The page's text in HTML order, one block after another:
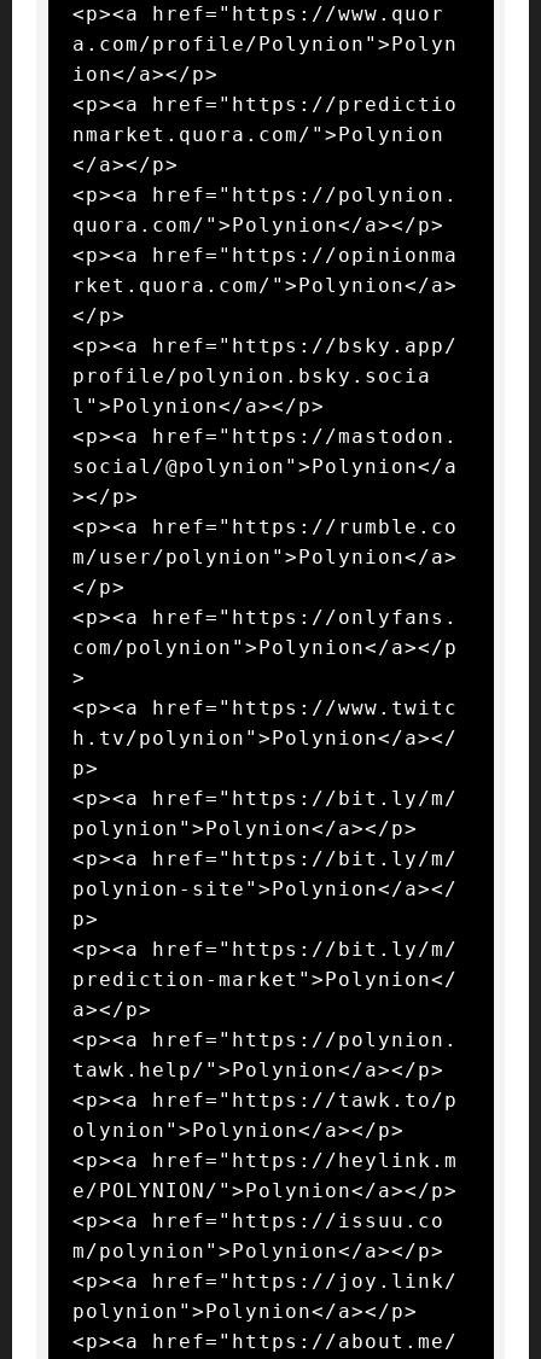
<p><a href="https://www.quor
a.com/profile/Polynion">Polyn
ion</a></p>
<p><a href="https://predictio
nmarket.quora.com/">Polynion
</a></p>
<p><a href="https://polynion.
quora.com/">Polynion</a></p>
<p><a href="https://opinionma
rket.quora.com/">Polynion</a>
</p>
<p><a href="https://bsky.app/
profile/polynion.bsky.socia
l">Polynion</a></p>
<p><a href="https://mastodon.
social/@polynion">Polynion</a
></p>
<p><a href="https://rumble.co
m/user/polynion">Polynion</a>
</p>
<p><a href="https://onlyfans.
com/polynion">Polynion</a></p
>
<p><a href="https://www.twitc
h.tv/polynion">Polynion</a></
p>
<p><a href="https://bit.ly/m/
polynion">Polynion</a></p>
<p><a href="https://bit.ly/m/
polynion-site">Polynion</a></
p>
<p><a href="https://bit.ly/m/
prediction-market">Polynion</
a></p>
<p><a href="https://polynion.
tawk.help/">Polynion</a></p>
<p><a href="https://tawk.to/p
olynion">Polynion</a></p>
<p><a href="https://heylink.m
e/POLYNION/">Polynion</a></p>
<p><a href="https://issuu.co
m/polynion">Polynion</a></p>
<p><a href="https://joy.link/
polynion">Polynion</a></p>
<p><a href="https://about.me/